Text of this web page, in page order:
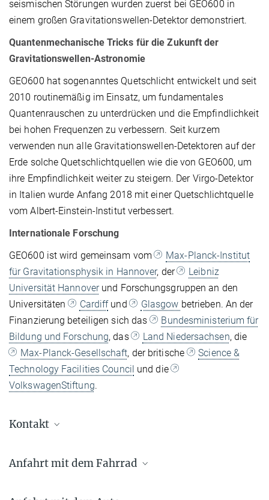
seismischen Störungen wurden zuerst bei GEO600 in
einem großen Gravitationswellen-Detektor demonstriert.
Quantenmechanische Tricks für die Zukunft der
Gravitationswellen-Astronomie
GEO600 hat sogenanntes Quetschlicht entwickelt und seit
2010 routinemäßig im Einsatz, um fundamentales
Quantenrauschen zu unterdrücken und die Empfindlichkeit
bei hohen Frequenzen zu verbessern. Seit kurzem
verwenden nun alle Gravitationswellen-Detektoren auf der
Erde solche Quetschlichtquellen wie die von GEO600, um
ihre Empfindlichkeit weiter zu steigern. Der Virgo-Detektor
in Italien wurde Anfang 2018 mit einer Quetschlichtquelle
vom Albert-Einstein-Institut verbessert.
Internationale Forschung
GEO600 ist wird gemeinsam vom
Max-Planck-Institut
für Gravitationsphysik in Hannover, der
Leibniz
Universität Hannoverund Forschungsgruppen an den
Universitäten
Cardiffund Glasgow betrieben. An der
Finanzierung beteiligen sich das
Bundesministerium für
Bildung und Forschung, das Land Niedersachsen, die
Max-Planck-Gesellschaft, der britische
Science &
Technology Facilities Council und die
VolkswagenStiftung.
Kontakt
Pressereferent AEI Hannover
Anfahrt mit dem Fahrrad